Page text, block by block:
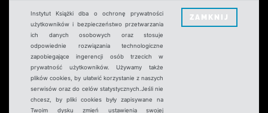
Instytut Książki dba o ochronę prywatności
użytkowników i bezpieczeństwo przetwarzania
ich danych osobowych oraz stosuje
odpowiednie rozwiązania technologiczne
zapobiegające ingerencji osób trzecich w
prywatność użytkowników. Używamy także
plików cookies, by ułatwić korzystanie z naszych
serwisów oraz do celów statystycznych.Jeśli nie
chcesz, by pliki cookies były zapisywane na
Twoim dysku zmień ustawienia swojej
ZAMKNIJ